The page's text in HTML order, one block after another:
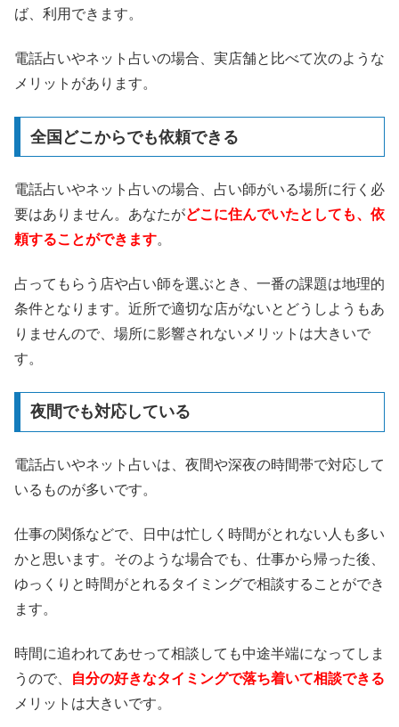
ば、利用できます。
電話占いやネット占いの場合、実店舗と比べて次のような
メリットがあります。
全国どこからでも依頼できる
電話占いやネット占いの場合、占い師がいる場所に行く必
要はありません。あなたがどこに住んでいたとしても、依
頼することができます。
占ってもらう店や占い師を選ぶとき、一番の課題は地理的
条件となります。近所で適切な店がないとどうしようもあ
りませんので、場所に影響されないメリットは大きいで
す。
夜間でも対応している
電話占いやネット占いは、夜間や深夜の時間帯で対応して
いるものが多いです。
仕事の関係などで、日中は忙しく時間がとれない人も多い
かと思います。そのような場合でも、仕事から帰った後、
ゆっくりと時間がとれるタイミングで相談することができ
ます。
時間に追われてあせって相談しても中途半端になってしま
うので、
自分の好きなタイミングで落ち着いて相談できる
メリットは大きいです。